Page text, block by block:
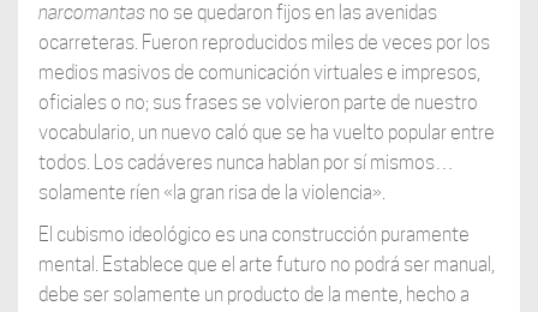
narcomantas no se quedaron fijos en las avenidas
ocarreteras. Fueron reproducidos miles de veces por los
medios masivos de comunicación virtuales e impresos,
oficiales o no; sus frases se volvieron parte de nuestro
vocabulario, un nuevo caló que se ha vuelto popular entre
todos. Los cadáveres nunca hablan por sí mismos…
solamente ríen «la gran risa de la violencia».
El cubismo ideológico es una construcción puramente
mental. Establece que el arte futuro no podrá ser manual,
debe ser solamente un producto de la mente, hecho a